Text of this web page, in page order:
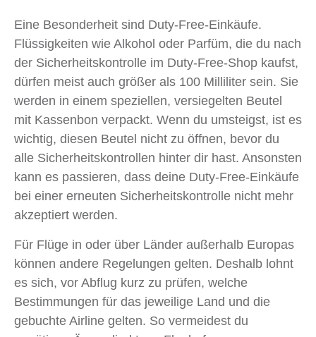
Eine Besonderheit sind Duty-Free-Einkäufe.
Flüssigkeiten wie Alkohol oder Parfüm, die du nach
der Sicherheitskontrolle im Duty-Free-Shop kaufst,
dürfen meist auch größer als 100 Milliliter sein. Sie
werden in einem speziellen, versiegelten Beutel
mit Kassenbon verpackt. Wenn du umsteigst, ist es
wichtig, diesen Beutel nicht zu öffnen, bevor du
alle Sicherheitskontrollen hinter dir hast. Ansonsten
kann es passieren, dass deine Duty-Free-Einkäufe
bei einer erneuten Sicherheitskontrolle nicht mehr
akzeptiert werden.
Für Flüge in oder über Länder außerhalb Europas
können andere Regelungen gelten. Deshalb lohnt
es sich, vor Abflug kurz zu prüfen, welche
Bestimmungen für das jeweilige Land und die
gebuchte Airline gelten. So vermeidest du